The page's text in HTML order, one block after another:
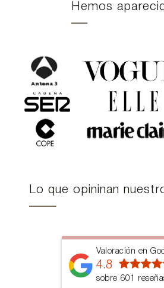
Hemos
Lo que opininan
Valoración en
4.8
sobre 601